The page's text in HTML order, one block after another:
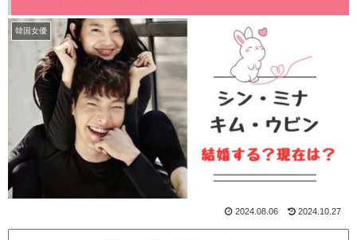
韓国女優
2024.08.06 2024.10.27